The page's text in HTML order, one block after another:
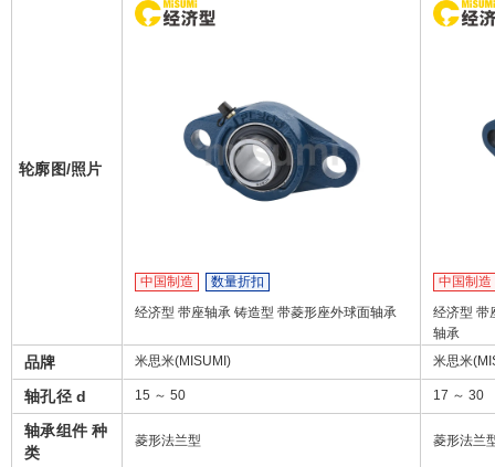
轮廓图/照片
中国制造
数量折扣
经济型 带座轴承 铸造型 带菱形座外球面轴承
中国制造
经济型 带
轴承
品牌 米思米(MISUMI) 米思米
轴孔径 d 15 ～ 50 17 ～ 30
轴承组件 种
类
菱形法兰型 菱形法兰